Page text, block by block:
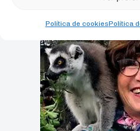
Política de cookiesPolítica